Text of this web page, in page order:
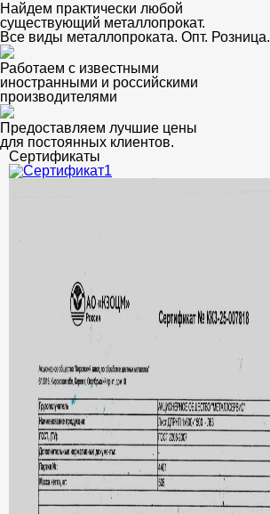
Найдем практически любой
существующий металлопрокат.
Все виды металлопроката. Опт. Розница.
Работаем с известными
иностранными и российскими
производителями
Предоставляем лучшие цены
для постоянных клиентов.
Сертификаты